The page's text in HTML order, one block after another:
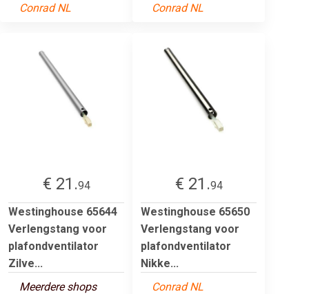
Conrad NL
Conrad NL
€ 21.94
Westinghouse 65644
Verlengstang voor
plafondventilator
Zilve...
Meerdere shops
€ 21.94
Westinghouse 65650
Verlengstang voor
plafondventilator
Nikke...
Conrad NL